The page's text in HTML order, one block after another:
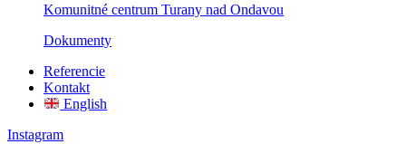
Komunitné centrum Turany nad Ondavou
Dokumenty
Referencie
Kontakt
English
Instagram